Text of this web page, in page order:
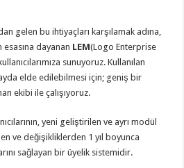
gelen bu ihtiyaçları karşılamak adına,
esasına dayanan LEM(Logo Enterprise
sunuyoruz. Kullanılan
elde edilebilmesi için; geniş bir
ekibi ile çalışıyoruz.
yeni geliştirilen ve ayrı modül
ve değişikliklerden 1 yıl boyunca
sağlayan bir üyelik sistemidir.